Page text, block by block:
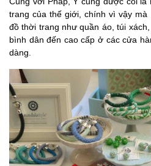
trang của thế giới, chính vì vậy
đồ thời trang như quần áo, túi
bình dân đến cao cấp ở các cửa
dàng.